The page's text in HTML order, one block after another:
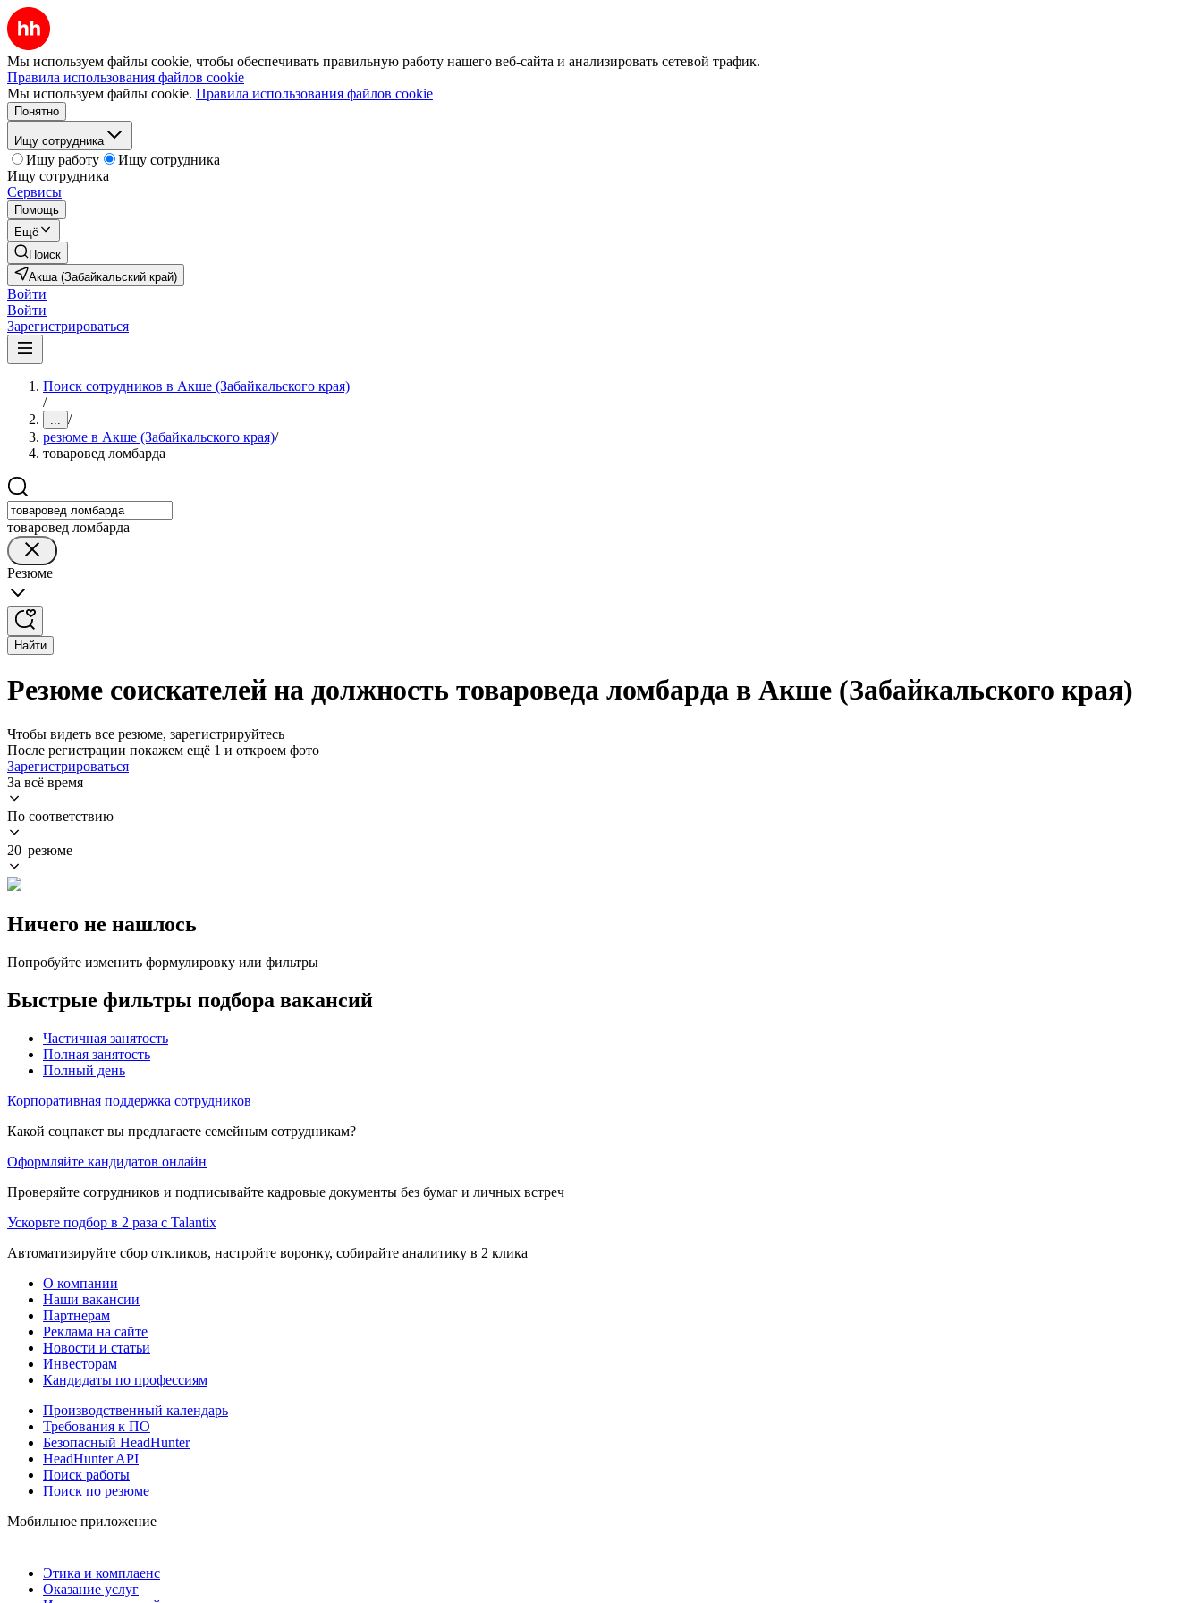
Мы используем файлы cookie, чтобы обеспечивать правильную работу нашего веб-сайта и анализировать сетевой трафик.
Правила использования файлов cookie
Мы используем файлы cookie. Правила использования файлов cookie
Понятно
Ищу сотрудника
Ищу работу
Ищу сотрудника
Ищу сотрудника
Сервисы
Помощь
Ещё
Поиск
Акша (Забайкальский край)
Войти
Войти
Зарегистрироваться
Поиск сотрудников в Акше (Забайкальского края)
/
... /
резюме в Акше (Забайкальского края)/
товаровед ломбарда
товаровед ломбарда
Резюме
Найти
Резюме соискателей на должность товароведа ломбарда в Акше (Забайкальского края)
Чтобы видеть все резюме, зарегистрируйтесь
После регистрации покажем ещё 1 и откроем фото
Зарегистрироваться
За всё время
По соответствию
20 резюме
Ничего не нашлось
Попробуйте изменить формулировку или фильтры
Быстрые фильтры подбора вакансий
Частичная занятость
Полная занятость
Полный день
Корпоративная поддержка сотрудников
Какой соцпакет вы предлагаете семейным сотрудникам?
Оформляйте кандидатов онлайн
Проверяйте сотрудников и подписывайте кадровые документы без бумаг и личных встреч
Ускорьте подбор в 2 раза с Talantix
Автоматизируйте сбор откликов, настройте воронку, собирайте аналитику в 2 клика
О компании
Наши вакансии
Партнерам
Реклама на сайте
Новости и статьи
Инвесторам
Кандидаты по профессиям
Производственный календарь
Требования к ПО
Безопасный HeadHunter
HeadHunter API
Поиск работы
Поиск по резюме
Мобильное приложение
Этика и комплаенс
Оказание услуг